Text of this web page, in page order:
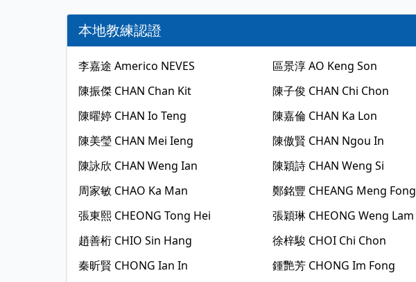
本地教練認證
李嘉途 Americo NEVES 區景淳 AO Keng Son
陳振傑 CHAN Chan Kit 陳子俊 CHAN Chi Chon
陳曜婷 CHAN Io Teng 陳嘉倫 CHAN Ka Lon
陳美瑩 CHAN Mei Ieng 陳傲賢 CHAN Ngou In
陳詠欣 CHAN Weng Ian 陳穎詩 CHAN Weng Si
周家敏 CHAO Ka Man 鄭銘豐 CHEANG Meng Fong
張東熙 CHEONG Tong Hei 張穎琳 CHEONG Weng Lam
趙善桁 CHIO Sin Hang 徐梓駿 CHOI Chi Chon
秦昕賢 CHONG Ian In 鍾艷芳 CHONG Im Fong